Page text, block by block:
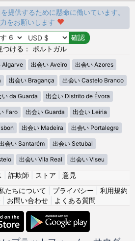
提供するために懸命に働いています。
をお願いします
つける： ポルトガル
Algarve 出会い Aveiro 出会い Azores
出会い Bragança 出会い Castelo Branco
い da Guarda 出会い Distrito de Évora
Faro 出会い Guarda 出会い Leiria
出会い Madeira 出会い Portalegre
会い Santarém 出会い Setubal
出会い Vila Real 出会い Viseu
詐欺師 ストア
意見
たちについて プライバシー
利用規約
| お問い合わせ| よくある質問